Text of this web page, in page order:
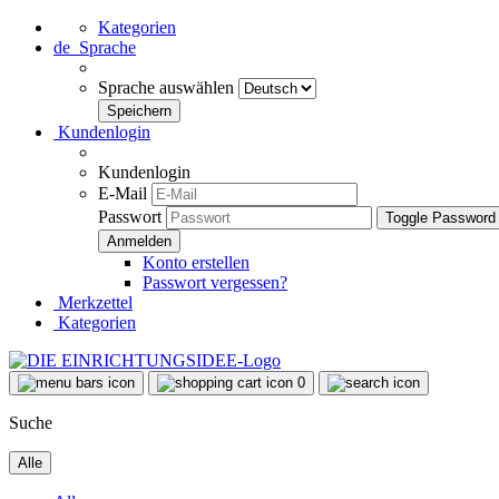
Kategorien
de Sprache
Sprache auswählen
Kundenlogin
Kundenlogin
E-Mail
Passwort
Toggle
Konto erstellen
Passwort vergessen?
Merkzettel
Kategorien
0
Suche
Alle